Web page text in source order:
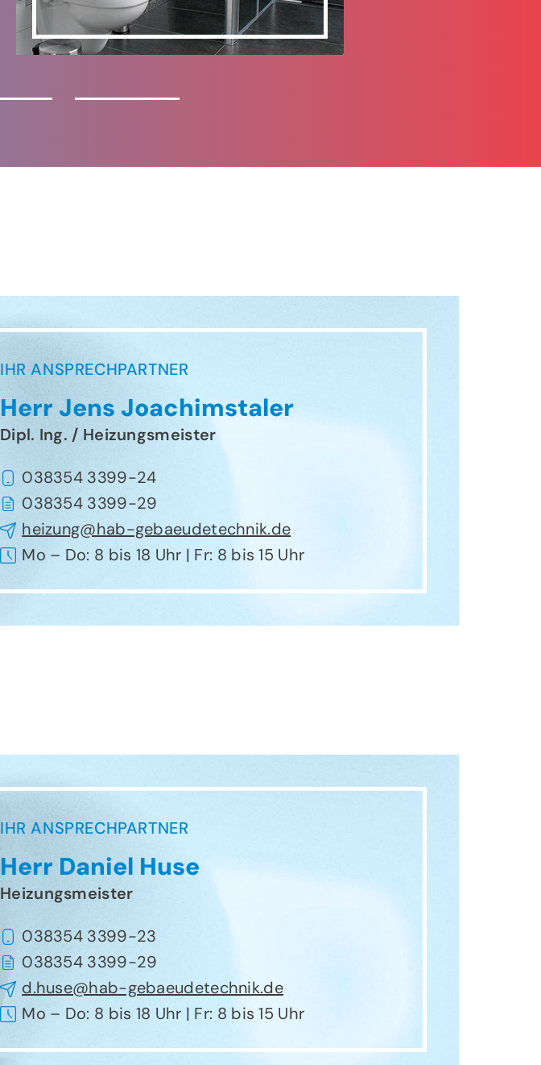
IHR ANSPRECHPARTNER
Herr Jens Joachimstaler
Dipl. Ing. / Heizungsmeister
038354 3399-24
038354 3399-29
heizung@hab-gebaeudetechnik.de
Mo – Do: 8 bis 18 Uhr | Fr: 8 bis 15 Uhr
IHR ANSPRECHPARTNER
Herr Daniel Huse
Heizungsmeister
038354 3399-23
038354 3399-29
d.huse@hab-gebaeudetechnik.de
Mo – Do: 8 bis 18 Uhr | Fr: 8 bis 15 Uhr